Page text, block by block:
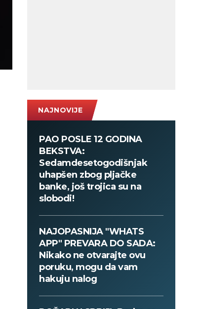
NAJNOVIJE
PAO POSLE 12 GODINA
BEKSTVA:
Sedamdesetogodišnjak
uhapšen zbog pljačke
banke, još trojica su na
slobodi!
NAJOPASNIJA "WHATS
APP" PREVARA DO SADA:
Nikako ne otvarajte ovu
poruku, mogu da vam
hakuju nalog